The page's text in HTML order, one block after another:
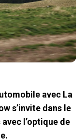
avec La
s’invite dans le
l’optique de